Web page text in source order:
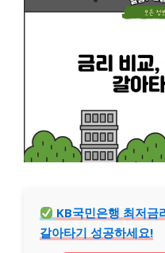
KB국민은행 최저금
갈아타기 성공하세요!